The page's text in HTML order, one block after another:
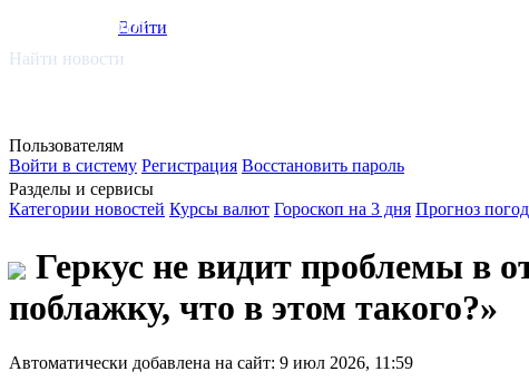
smi.mobi
Войти
Найти новости
Пользователям
Войти в систему Регистрация Восстановить пароль
Разделы и сервисы
Категории новостей Курсы валют Гороскоп на 3 дня Прогноз
Геркус не видит проблемы в
поблажку, что в этом такого?»
Автоматически добавлена на сайт: 9 июл 2026, 11:59